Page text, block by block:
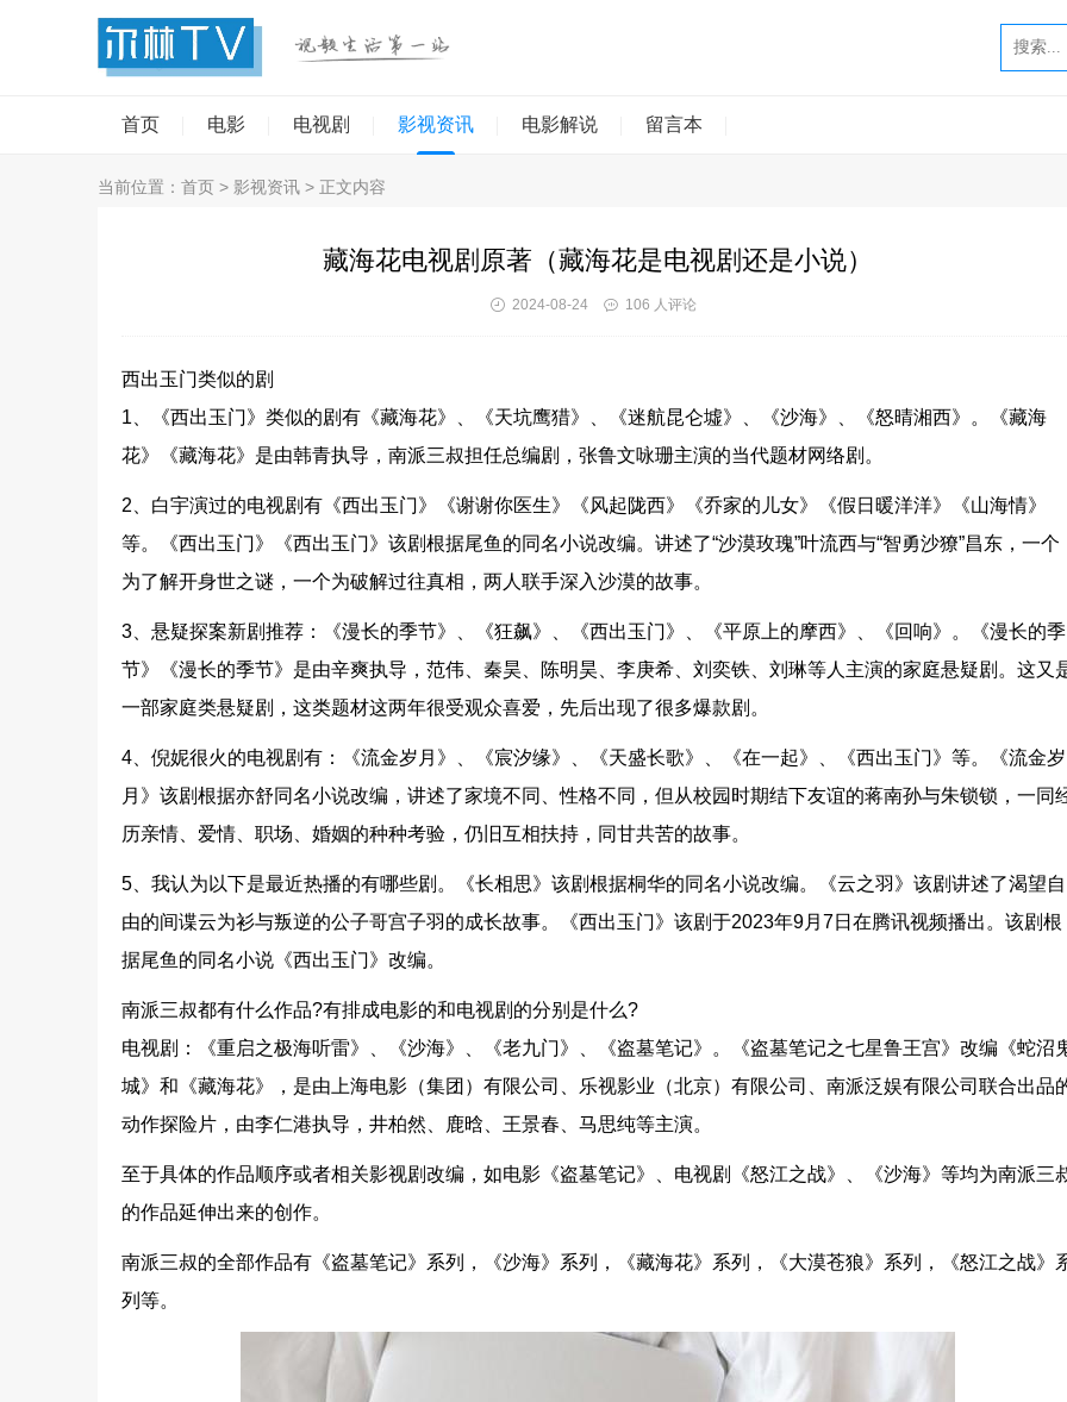
首页 电影 电视剧 影视资讯 电影解说 留言本
当前位置： 首页 > 影视资讯 > 正文内容
藏海花电视剧原著（藏海花是电视剧还是小说）
2024-08-24 106 人评论
西出玉门类似的剧
1、《西出玉门》类似的剧有《藏海花》、《天坑鹰猎》、《迷航昆仑墟》、《沙海》、《怒晴湘西》。《藏海
花》《藏海花》是由韩青执导，南派三叔担任总编剧，张鲁文咏珊主演的当代题材网络剧。
2、白宇演过的电视剧有《西出玉门》《谢谢你医生》《风起陇西》《乔家的儿女》《假日暖洋洋》《山海情》
等。《西出玉门》《西出玉门》该剧根据尾鱼的同名小说改编。讲述了“沙漠玫瑰”叶流西与“智勇沙獠”昌东，一个
为了解开身世之谜，一个为破解过往真相，两人联手深入沙漠的故事。
3、悬疑探案新剧推荐：《漫长的季节》、《狂飙》、《西出玉门》、《平原上的摩西》、《回响》。《漫长的季
节》《漫长的季节》是由辛爽执导，范伟、秦昊、陈明昊、李庚希、刘奕铁、刘琳等人主演的家庭悬疑剧。这又
一部家庭类悬疑剧，这类题材这两年很受观众喜爱，先后出现了很多爆款剧。
4、倪妮很火的电视剧有：《流金岁月》、《宸汐缘》、《天盛长歌》、《在一起》、《西出玉门》等。《流金岁
月》该剧根据亦舒同名小说改编，讲述了家境不同、性格不同，但从校园时期结下友谊的蒋南孙与朱锁锁，一同
历亲情、爱情、职场、婚姻的种种考验，仍旧互相扶持，同甘共苦的故事。
5、我认为以下是最近热播的有哪些剧。《长相思》该剧根据桐华的同名小说改编。《云之羽》该剧讲述了渴望自
由的间谍云为衫与叛逆的公子哥宫子羽的成长故事。《西出玉门》该剧于2023年9月7日在腾讯视频播出。该剧根
据尾鱼的同名小说《西出玉门》改编。
南派三叔都有什么作品?有排成电影的和电视剧的分别是什么?
电视剧：《重启之极海听雷》、《沙海》、《老九门》、《盗墓笔记》。《盗墓笔记之七星鲁王宫》改编《蛇沼
城》和《藏海花》，是由上海电影（集团）有限公司、乐视影业（北京）有限公司、南派泛娱有限公司联合出品
动作探险片，由李仁港执导，井柏然、鹿晗、王景春、马思纯等主演。
至于具体的作品顺序或者相关影视剧改编，如电影《盗墓笔记》、电视剧《怒江之战》、《沙海》等均为南派三
的作品延伸出来的创作。
南派三叔的全部作品有《盗墓笔记》系列，《沙海》系列，《藏海花》系列，《大漠苍狼》系列，《怒江之战》
列等。